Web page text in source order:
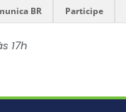
BR Participe
17h